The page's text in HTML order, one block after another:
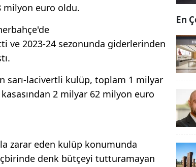
euro oldu.
ve 2023-24 sezonunda giderlerinden
sarı-lacivertli kulüp, toplam 1 milyar
2 milyar 62 milyon euro
zarar eden kulüp konumunda
denk bütçeyi tutturamayan
En